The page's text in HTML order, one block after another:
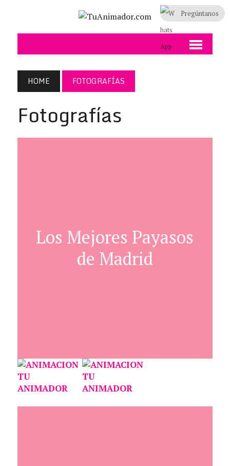
HOME FOTOGRAFÍAS
Fotografías
Los Mejores Payasos
de Madrid
Pregúntanos